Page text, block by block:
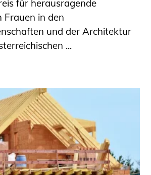
Sachverständige
innen
Zustands- und
privater
für herausragende
Frauen in den
und der Architektur
...